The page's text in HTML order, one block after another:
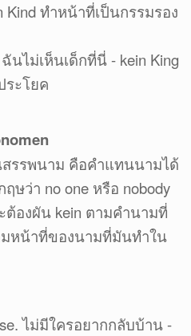
ทำหน้าที่เป็นกรรมรอง
นไม่เห็นเด็กที่นี่ - kein King
ระโยค
สรรพนาม คือคำแทนนามได้
ษว่า no one หรือ nobody
ต้องผัน kein ตามคำนามที่
มหน้าที่ของนามที่มันทำใน
ไม่มีใครอยากกลับบ้าน -